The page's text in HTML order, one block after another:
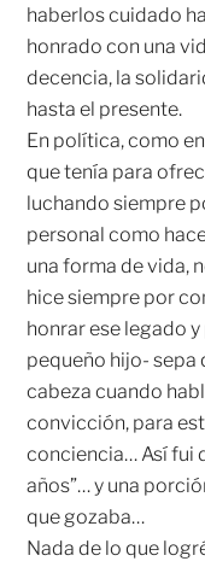
haberlos cuidado
honrado con una
decencia, la
hasta el presente.
En política, como
que tenía para
luchando siempre
personal como
una forma de vida,
hice siempre por
honrar ese legado
pequeño hijo- sepa
cabeza cuando
convicción, para
conciencia… Así fui
años”… y una
que gozaba…
Nada de lo que